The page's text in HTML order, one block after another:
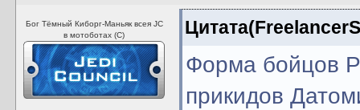
Бог Тёмный Киборг-Маньяк всея JC
в мотоботах (С)
Форма бойцов
прикидов